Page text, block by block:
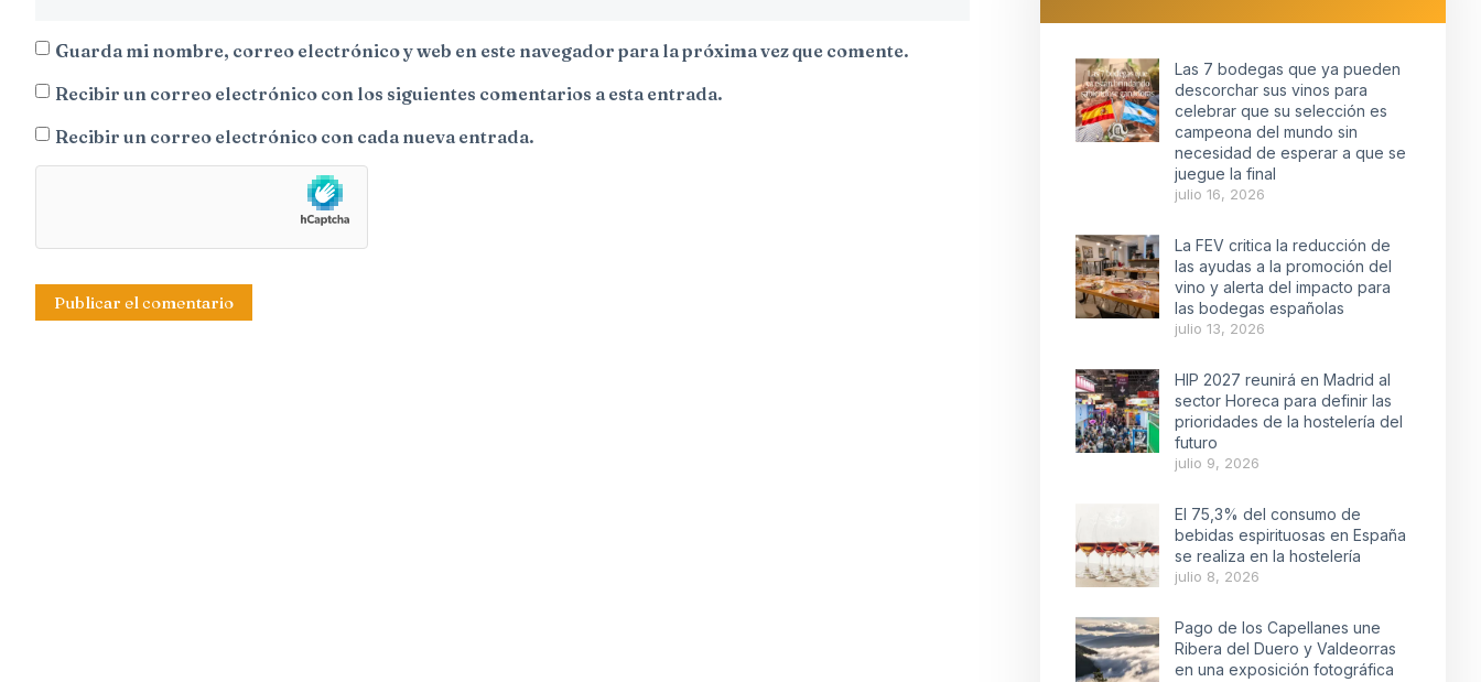
Guarda mi nombre, correo electrónico y web en este navegador para la próxima vez que comente.
Recibir un correo electrónico con los siguientes comentarios a esta entrada.
Recibir un correo electrónico con cada nueva entrada.
Las 7 bodegas que ya pueden
descorchar sus vinos para
celebrar que su selección es
campeona del mundo sin
necesidad de esperar a que se
juegue la final
julio 16, 2026
La FEV critica la reducción de
las ayudas a la promoción del
vino y alerta del impacto para
las bodegas españolas
julio 13, 2026
HIP 2027 reunirá en Madrid al
sector Horeca para definir las
prioridades de la hostelería del
futuro
julio 9, 2026
El 75,3% del consumo de
bebidas espirituosas en España
se realiza en la hostelería
julio 8, 2026
Pago de los Capellanes une
Ribera del Duero y Valdeorras
en una exposición fotográfica